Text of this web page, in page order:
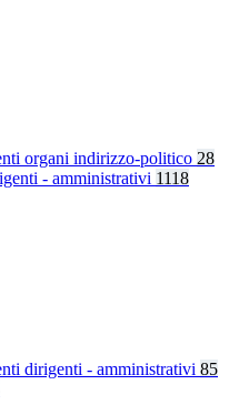
organi indirizzo-politico 28
- amministrativi 1118
dirigenti - amministrativi 85